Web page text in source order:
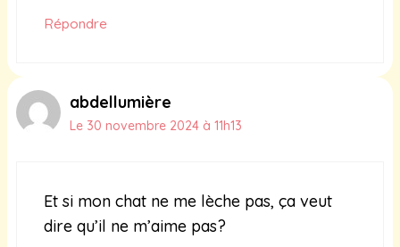
Répondre
abdellumière
Le 30 novembre 2024 à 11h13
Et si mon chat ne me lèche pas, ça veut
dire qu’il ne m’aime pas?